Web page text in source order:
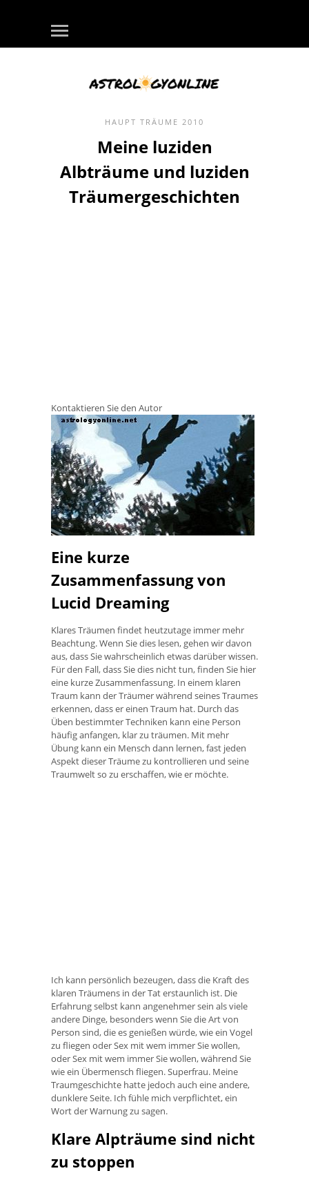
HAUPT TRÄUME 2010
Meine luziden
Albträume und luziden
Träumergeschichten
Kontaktieren Sie den Autor
Eine kurze
Zusammenfassung von
Lucid Dreaming
Klares Träumen findet heutzutage immer mehr
Beachtung. Wenn Sie dies lesen, gehen wir davon
aus, dass Sie wahrscheinlich etwas darüber wissen.
Für den Fall, dass Sie dies nicht tun, finden Sie hier
eine kurze Zusammenfassung. In einem klaren
Traum kann der Träumer während seines Traumes
erkennen, dass er einen Traum hat. Durch das
Üben bestimmter Techniken kann eine Person
häufig anfangen, klar zu träumen. Mit mehr
Übung kann ein Mensch dann lernen, fast jeden
Aspekt dieser Träume zu kontrollieren und seine
Traumwelt so zu erschaffen, wie er möchte.
Ich kann persönlich bezeugen, dass die Kraft des
klaren Träumens in der Tat erstaunlich ist. Die
Erfahrung selbst kann angenehmer sein als viele
andere Dinge, besonders wenn Sie die Art von
Person sind, die es genießen würde, wie ein Vogel
zu fliegen oder Sex mit wem immer Sie wollen,
oder Sex mit wem immer Sie wollen, während Sie
wie ein Übermensch fliegen. Superfrau. Meine
Traumgeschichte hatte jedoch auch eine andere,
dunklere Seite. Ich fühle mich verpflichtet, ein
Wort der Warnung zu sagen.
Klare Alpträume sind nicht
zu stoppen